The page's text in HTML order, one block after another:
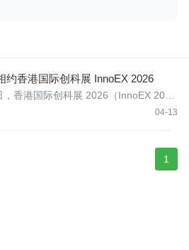
约香港国际创科展 InnoEX 2026
04-13
香港国际创科展 2026（InnoEX 202
大举行。作为备受关注的国际创科盛会
1